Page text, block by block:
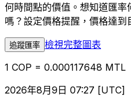
何時間點的價值。想知道匯
嗎？設定價格提醒，價格達到
追蹤匯率 檢視完整圖表
1 COP = 0.000117648 MTL
2026年8月9日 07:27 [UTC]